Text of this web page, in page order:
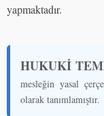
yapmaktadır.
HUKUKİ
mesleğin yasal
olarak tanımlamıştır.